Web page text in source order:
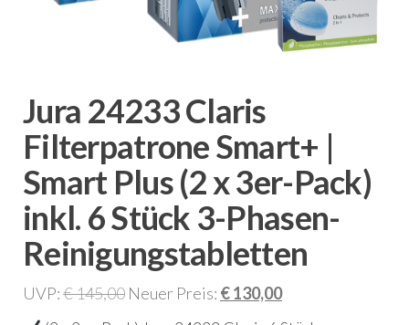
Jura 24233 Claris
Filterpatrone Smart+ |
Smart Plus (2 x 3er-Pack)
inkl. 6 Stück 3-Phasen-
Reinigungstabletten
UVP:€145,00 Ursprünglicher
Preis
Neuer Preis: €130,00Aktueller
Preis